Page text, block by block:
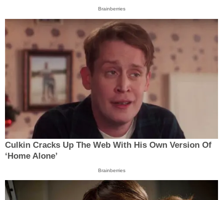
Brainberries
Culkin Cracks Up The Web With His Own Version Of
‘Home Alone’
Brainberries